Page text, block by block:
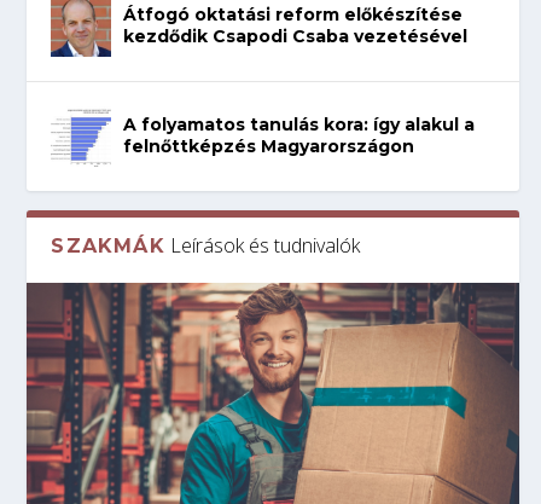
Átfogó oktatási reform előkészítése
kezdődik Csapodi Csaba vezetésével
A folyamatos tanulás kora: így alakul a
felnőttképzés Magyarországon
SZAKMÁK Leírások és tudnivalók